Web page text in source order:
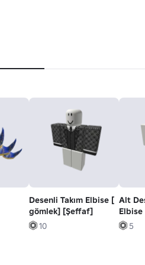
Desenli Takım Elbise [
gömlek] [Şeffaf]
10
Alt
[Şeffaf]
5